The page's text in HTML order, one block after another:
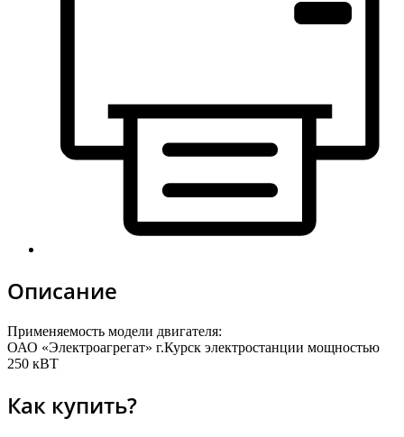
Описание
Применяемость модели двигателя:
ОАО «Электроагрегат» г.Курск электростанции мощностью
250 кВТ
Как купить?